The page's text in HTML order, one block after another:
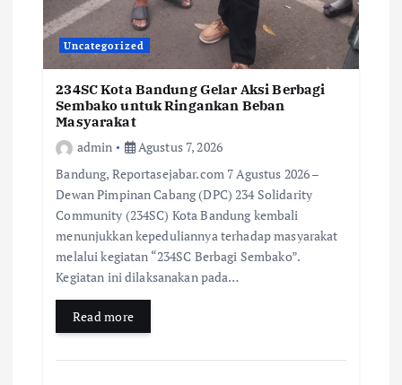
Uncategorized
234SC Kota Bandung Gelar Aksi Berbagi
Sembako untuk Ringankan Beban
Masyarakat
admin
Agustus 7, 2026
Bandung, Reportasejabar.com 7 Agustus 2026 –
Dewan Pimpinan Cabang (DPC) 234 Solidarity
Community (234SC) Kota Bandung kembali
menunjukkan kepeduliannya terhadap masyarakat
melalui kegiatan “234SC Berbagi Sembako”.
Kegiatan ini dilaksanakan pada…
Read more